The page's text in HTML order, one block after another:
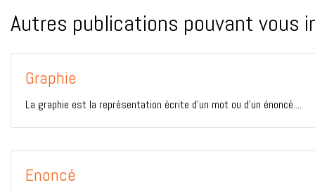
Autres publications pouvant vous
Graphie
La graphie est la représentation écrite d’un mot ou d’un énoncé....
Enoncé